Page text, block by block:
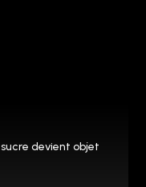
devient objet